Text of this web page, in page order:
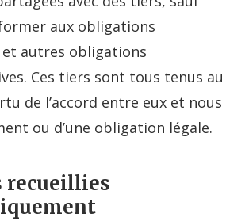
aux obligations
autres obligations
Ces tiers sont tous tenus au
de l’accord entre eux et nous
ou d’une obligation légale.
recueillies